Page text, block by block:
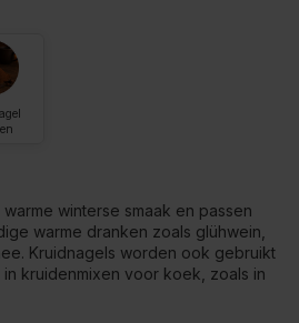
winterse smaak en passen
warme dranken zoals glühwein,
Kruidnagels worden ook gebruikt
kruidenmixen voor koek, zoals in